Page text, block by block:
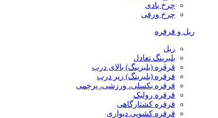
چرخ بادی
چرخ ورقی
ریل و قرقره
ریل
بلبرینگ تعادل
قرقره (بلبرینگ) بالای درب
قرقره (بلبرینگ) زیر درب
قرقره بکسلی، ورزشی، پرچمی
قرقره رولیک
قرقره کشتارگاهی
قرقره کشویی دیواری